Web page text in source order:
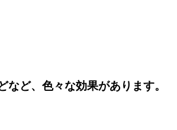
ど、色々な効果があります。